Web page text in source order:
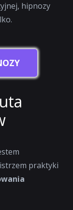
hipnozy
praktyki